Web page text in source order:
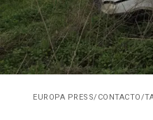
EUROPA PRESS/CONTACTO/